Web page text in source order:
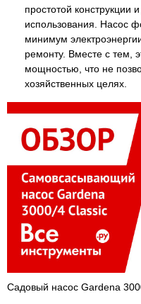
простотой конструкции
использования. Насос
минимум
ремонту. Вместе с тем,
мощностью, что не
хозяйственных целях.
Садовый насос Gardena